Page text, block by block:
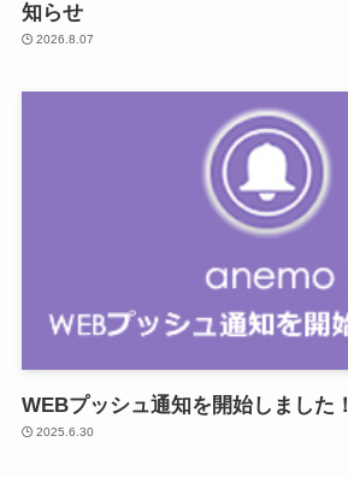
知らせ
2026.8.07
WEBプッシュ通知を開始しました！
2025.6.30